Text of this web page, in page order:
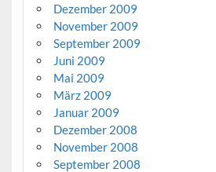
Dezember 2009
November 2009
September 2009
Juni 2009
Mai 2009
März 2009
Januar 2009
Dezember 2008
November 2008
September 2008